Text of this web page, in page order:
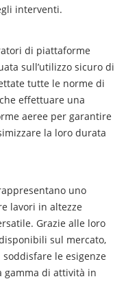
interventi.
di piattaforme
sull’utilizzo sicuro di
tutte le norme di
effettuare una
aeree per garantire
la loro durata
uno
lavori in altezze
Grazie alle loro
sul mercato,
le esigenze
gamma di attività in